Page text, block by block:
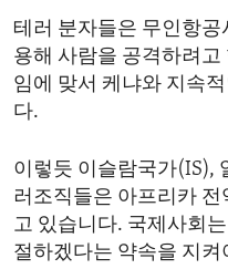
테러 분자들은 무인항
용해 사람을 공격하려
임에 맞서 케냐와 지속
다.
이렇듯 이슬람국가(IS),
러조직들은 아프리카
고 있습니다. 국제사회
절하겠다는 약속을 지켜